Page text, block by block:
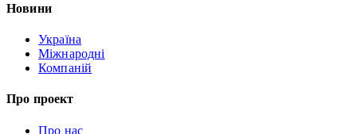
Новини
Україна
Міжнародні
Компаній
Про проект
Про нас